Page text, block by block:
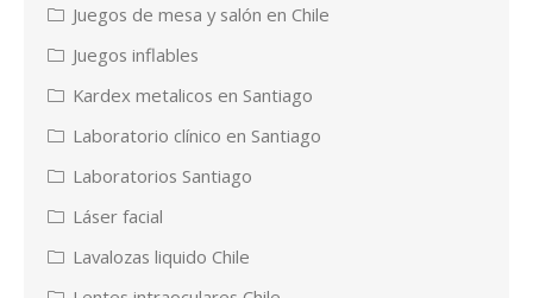
Juegos de mesa y salón en Chile
Juegos inflables
Kardex metalicos en Santiago
Laboratorio clínico en Santiago
Laboratorios Santiago
Láser facial
Lavalozas liquido Chile